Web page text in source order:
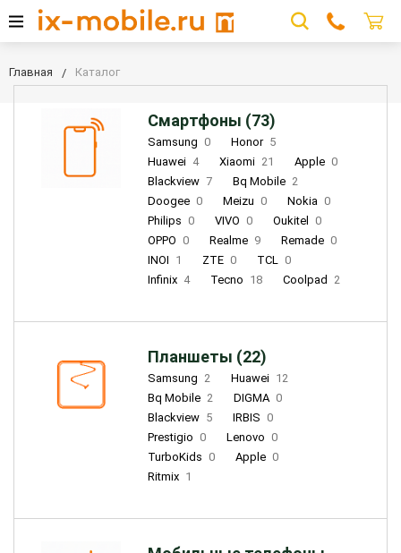
Главная Каталог
Смартфоны (73)
Samsung 0 Honor 5
Huawei 4 Xiaomi 21 Apple 0
Blackview 7 Bq Mobile 2
Doogee 0 Meizu 0 Nokia 0
Philips 0 VIVO 0 Oukitel
0
OPPO 0 Realme 9 Remade 0
INOI 1 ZTE 0 TCL 0
Infinix 4 Tecno 18 Coolpad 2
Планшеты (22)
Samsung 2 Huawei 12
Bq Mobile 2 DIGMA 0
Blackview 5 IRBIS 0
Prestigio 0 Lenovo 0
TurboKids 0 Apple 0
Ritmix 1